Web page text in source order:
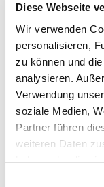
Diese Webseite
Wir verwenden
personalisieren,
zu können und
analysieren.
Verwendung
soziale Medien,
Partner führen
weiteren Daten